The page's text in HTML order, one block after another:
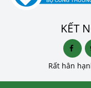
KẾT
Rất hân